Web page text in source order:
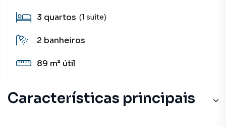
3 quartos (1 suíte)
2 banheiros
89 m² útil
Características principais